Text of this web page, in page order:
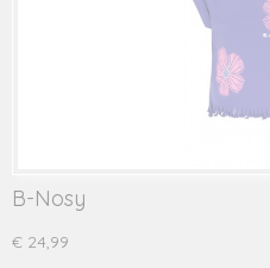
B-Nosy
€ 24,99